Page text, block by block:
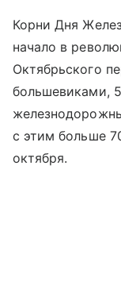
Корни Дня
начало в
Октябрьского
большевиками,
с этим больше
октября.